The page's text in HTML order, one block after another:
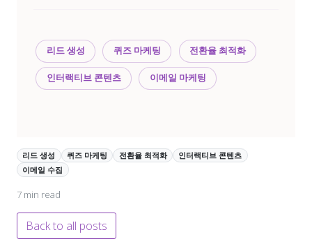
리드 생성 퀴즈 마케팅 전환율 최적화
인터랙티브 콘텐츠 이메일 마케팅
리드 생성 퀴즈 마케팅 전환율 최적화
인터랙티브 콘텐츠
이메일 수집
7 min read
Back to all posts